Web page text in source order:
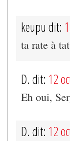
keupu dit:
ta rate à
D. dit: 12
Eh oui,
D. dit: 12